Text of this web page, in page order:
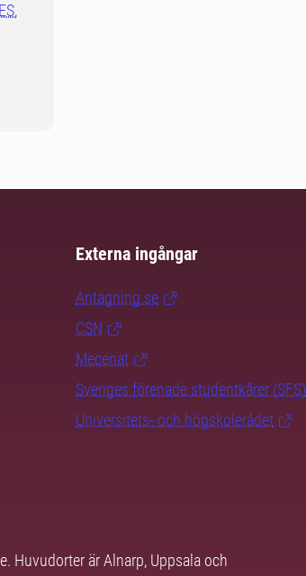
Externa ingångar
Antagning.se
CSN
Mecenat
Sveriges förenade studentkårer (SFS)
Universitets- och högskolerådet
Huvudorter är Alnarp, Uppsala och